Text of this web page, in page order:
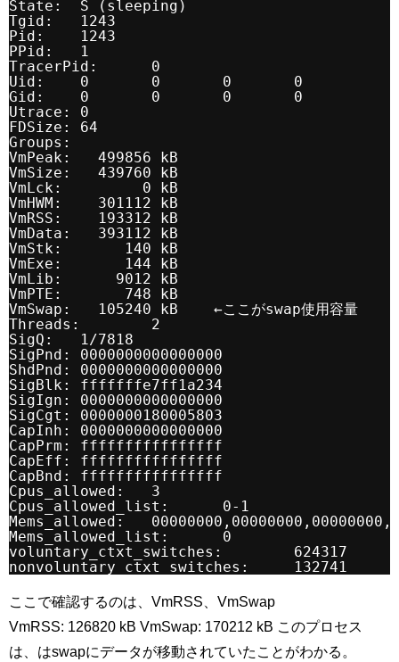
State:  S (sleeping)
Tgid:   1243
Pid:    1243
PPid:   1
TracerPid:      0
Uid:    0       0       0       0
Gid:    0       0       0       0
Utrace: 0
FDSize: 64
Groups:
VmPeak:   499856 kB
VmSize:   439760 kB
VmLck:         0 kB
VmHWM:    301112 kB
VmRSS:    193312 kB
VmData:   393112 kB
VmStk:       140 kB
VmExe:       144 kB
VmLib:      9012 kB
VmPTE:       748 kB
VmSwap:   105240 kB    ←ここがswap使用容量
Threads:        2
SigQ:   1/7818
SigPnd: 0000000000000000
ShdPnd: 0000000000000000
SigBlk: fffffffe7ff1a234
SigIgn: 0000000000000000
SigCgt: 0000000180005803
CapInh: 0000000000000000
CapPrm: ffffffffffffffff
CapEff: ffffffffffffffff
CapBnd: ffffffffffffffff
Cpus_allowed:   3
Cpus_allowed_list:      0-1
Mems_allowed:
Mems_allowed_list:      0
voluntary_ctxt_switches:        624317
nonvoluntary_ctxt_switches:     132741
ここで確認するのは、VmRSS、VmSwap
VmRSS: 126820 kB VmSwap: 170212 kB このプロセス
は、はswapにデータが移動されていたことがわかる。